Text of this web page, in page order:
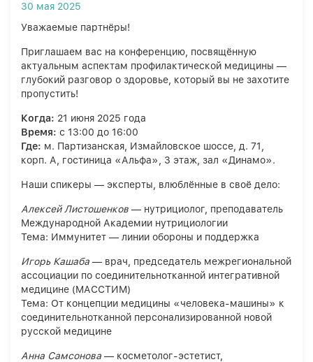
30 мая 2025
Уважаемые партнёры!
Приглашаем вас на конференцию, посвящённую
актуальным аспектам профилактической медицины —
глубокий разговор о здоровье, который вы не захотите
пропустить!
Когда: 21 июня 2025 года
Время: с 13:00 до 16:00
Где: м. Партизанская, Измайловское шоссе, д. 71,
корп. А, гостиница «Альфа», 3 этаж, зал «Динамо».
Наши спикеры — эксперты, влюблённые в своё дело:
Алексей Листошенков — нутрициолог, преподаватель
Международной Академии нутрициологии
Тема: Иммунитет — линии обороны и поддержка
Игорь Кашаба — врач, председатель межрегиональной
ассоциации по соединительнотканной интегративной
медицине (МАССТИМ)
Тема: От концепции медицины «человека-машины» к
соединительнотканной персонализированной новой
русской медицине
Анна Самсонова — косметолог-эстетист,